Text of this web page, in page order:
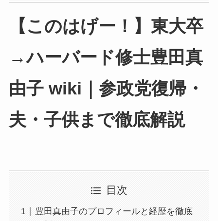
【このはげー！】東大卒
→ハーバード修士豊田真
由子 wiki｜参政党復帰・
夫・子供まで徹底解説
目次
豊田真由子のプロフィールと経歴を徹底